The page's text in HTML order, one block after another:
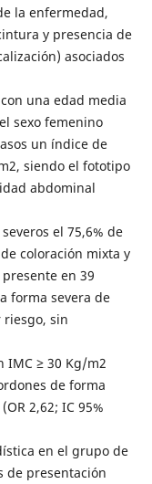
la enfermedad,
y presencia de
asociados
una edad media
sexo femenino
un índice de
siendo el fototipo
abdominal
el 75,6% de
coloración mixta y
en 39
forma severa de
riesgo, sin
IMC ≥ 30 Kg/m2
de forma
2,62; IC 95%
en el grupo de
de presentación